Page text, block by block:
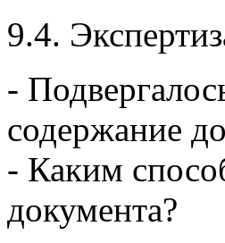
9.4.
-
содержание
- Каким
документа?